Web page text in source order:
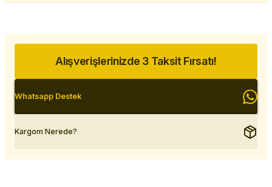
Alışverişlerinizde 3 Taksit Fırsatı!
Whatsapp Destek
Kargom Nerede?